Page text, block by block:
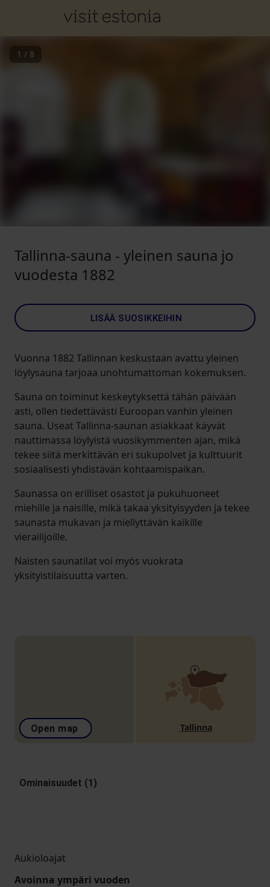
1 / 8
Tallinna-sauna - yleinen sauna jo
vuodesta 1882
LISÄÄ SUOSIKKEIHIN
Vuonna 1882 Tallinnan keskustaan avattu yleinen
löylysauna tarjoaa unohtumattoman kokemuksen.
Sauna on toiminut keskeytyksettä tähän päivään
asti, ollen tiedettävästi Euroopan vanhin yleinen
sauna. Useat Tallinna-saunan asiakkaat käyvät
nauttimassa löylyistä vuosikymmenten ajan, mikä
tekee siitä merkittävän eri sukupolvet ja kulttuurit
sosiaalisesti yhdistävän kohtaamispaikan.
Saunassa on erilliset osastot ja pukuhuoneet
miehille ja naisille, mikä takaa yksityisyyden ja tekee
saunasta mukavan ja miellyttävän kaikille
vierailijoille.
Naisten saunatilat voi myös vuokrata
yksityistilaisuutta varten.
Open map Tallinna
Ominaisuudet (1)
Aukioloajat
Avoinna ympäri vuoden